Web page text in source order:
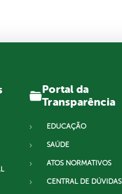
Portal da
Transparência
EDUCAÇÃO
SAÚDE
ATOS NORMATIVOS
CENTRAL DE DÚVIDAS